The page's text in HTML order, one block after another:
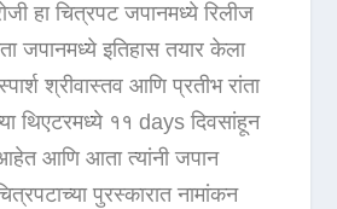
हा चित्रपट जपानमध्ये रिलीज
जपानमध्ये इतिहास तयार केला
श्रीवास्तव आणि प्रतीभ रांता
थिएटरमध्ये ११ days दिवसांहून
आणि आता त्यांनी जपान
पुरस्कारात नामांकन